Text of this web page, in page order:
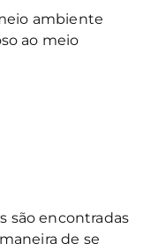
ambiente
ao meio
são encontradas
de se